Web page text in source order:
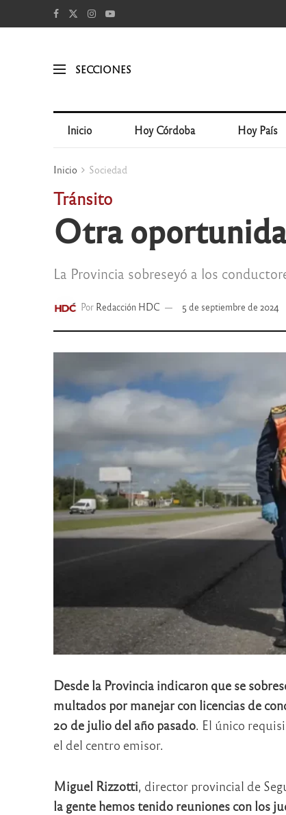
SECCIONES
Inicio Hoy Córdoba Hoy País
Inicio Sociedad
Tránsito
Otra
La Provincia sobreseyó a los
Por Redacción HDC 5 de septiembre de 2024
Desde la Provincia indicaron que se
multados por manejar con licencias de
20 de julio del año pasado. El único
el del centro emisor.
Miguel Rizzotti, director provincial de
la gente hemos tenido reuniones con los